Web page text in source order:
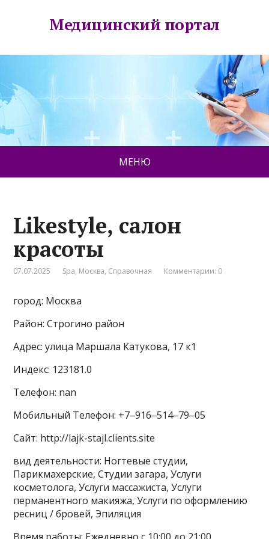
Медицинский портал
МЕНЮ
Likestyle, салон
красоты
07.07.2025 Spa, Москва, Справочная Комментарии: 0
город: Москва
Район: Строгино район
Адрес: улица Маршала Катукова, 17 к1
Индекс: 123181.0
Телефон: nan
Мобильный Телефон: +7‒916‒514‒79‒05
Сайт: http://lajk-stajl.clients.site
вид деятельности: Ногтевые студии,
Парикмахерские, Студии загара, Услуги
косметолога, Услуги массажиста, Услуги
перманентного макияжа, Услуги по оформлению
ресниц / бровей, Эпиляция